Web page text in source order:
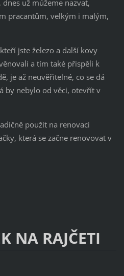
už můžeme nazvat,
pracantům, velkým i malým,
jste železo a další kovy
a tím také přispěli k
je až neuvěřitelné, co se dá
by nebylo od věci, otevřít v
použit na renovaci
která se začne renovovat v
NA RAJČETI